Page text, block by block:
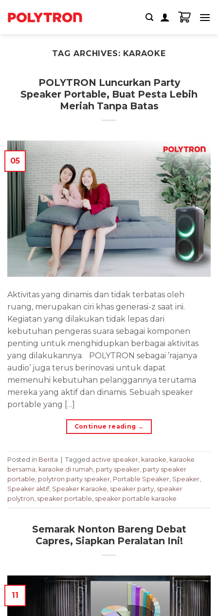
TAG ARCHIVES: KARAOKE
POLYTRON Luncurkan Party
Speaker Portable, Buat Pesta Lebih
Meriah Tanpa Batas
05
Aktivitas yang dinamis dan tidak terbatas oleh
ruang, merupakan ciri khas generasi-z saat ini.
Kegiatan yang dilakukan tidak lepas dari
kebutuhan pengeras suara sebagai komponen
penting untuk menghidupkan berbagai aktivitas
yang dilakukannya. POLYTRON sebagai ’rajanya
audio’ juga terus berinovasi untuk dapat
memenuhi kebutuhan pelanggannya terutama
mereka yang aktif dan dinamis. Sebuah speaker
portable yang […]
Continue reading →
Posted in Berita Tagged active speaker, karaoke, karaoke
bersama, karaoke di rumah, party speaker, party speaker
portable, polytron party speaker, Portable Speaker, Speaker,
Speaker aktif, Speaker Karaoke, speaker party, speaker
polytron, speaker portable, speaker portable karaoke
Semarak Nonton Bareng Debat
Capres, Siapkan Peralatan Ini!
11